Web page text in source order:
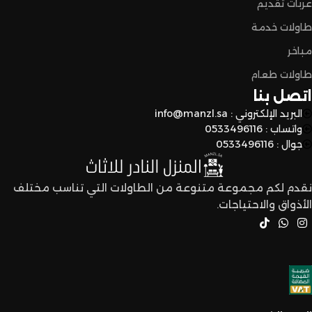
اختاروا الراحة والأناقة من المنزل النادر للاثاث الآن وعيشوا تجربة
تسوق مميزة.
عربات تقديم
طاولات خدمة
مباخر
طاولات طعام
اتصل بنا
البريد الإلكتروني : info@manzl.sa
واتساب : 0533496116
جوال : 0533496116
نقدم لكم مجموعة متنوعة من الطاولات التي تناسب مختلف
الأذواق والاحتياجات.